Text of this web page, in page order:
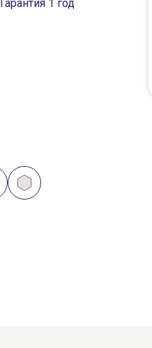
Гарантия 1 год